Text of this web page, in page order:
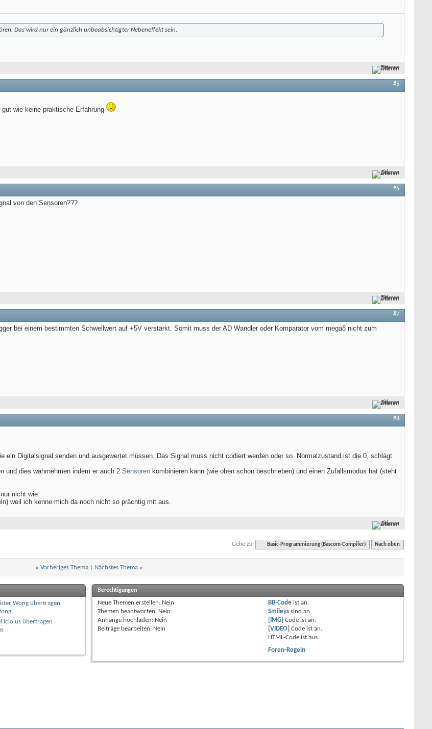
Das wird nur ein gänzlich unbeabsichtigter Nebeneffekt sein.
Zitieren
#5
wie keine praktische Erfahrung
Zitieren
#6
von den Sensoren???
Zitieren
#7
bei einem bestimmten Schwellwert auf +5V verstärkt. Somit muss der AD Wandler oder Komparator vom mega8 nicht zum
Zitieren
#8
ein Digitalsignal senden und ausgewertet müssen. Das Signal muss nicht codiert werden oder so. Normalzustand ist die 0, schlägt
und dies wahrnehmen indem er auch 2 Sensoren kombinieren kann (wie oben schon beschrieben) und einen Zufallsmodus hat (steht
nicht wie.
weil ich kenne mich da noch nicht so prächtig mit aus.
Zitieren
Gehe zu: Basic-Programmierung (Bascom-Compiler) Nach oben
« Vorheriges Thema| Nächstes Thema »
Berechtigungen
Neue Themen erstellen: Nein
Themen beantworten: Nein
Anhänge hochladen: Nein
Beiträge bearbeiten: Nein
BB-Code istan.
Smileys sindan.
[IMG] Code istan.
[VIDEO] Code istan.
HTML-Code istaus.
Foren-Regeln